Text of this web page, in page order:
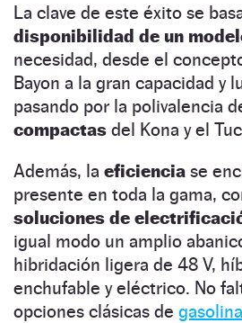
La clave de este éxito se
disponibilidad de un
necesidad, desde el
Bayon a la gran capacidad y
pasando por la polivalencia
compactas del Kona y el
Además, la eficiencia se
presente en toda la gama,
soluciones de
igual modo un amplio
hibridación ligera de 48 V,
enchufable y eléctrico. No
opciones clásicas de